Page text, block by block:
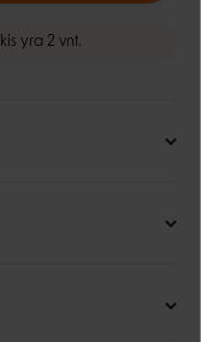
yra 2 vnt.